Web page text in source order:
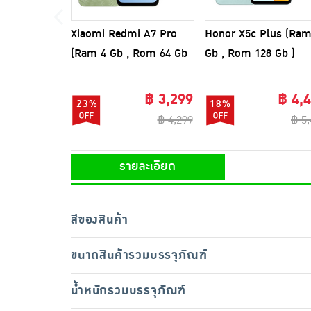
Xiaomi Redmi A7 Pro
(Ram 4 Gb , Rom 64 Gb
23% ฿ 3,299
฿ 4,299
Honor X5c Plus
Gb , Rom 128 Gb )
18% ฿
฿
รายละเอียด
สีของสินค้า
ขนาดสินค้ารวมบรรจุภัณฑ์
น้ำหนักรวมบรรจุภัณฑ์